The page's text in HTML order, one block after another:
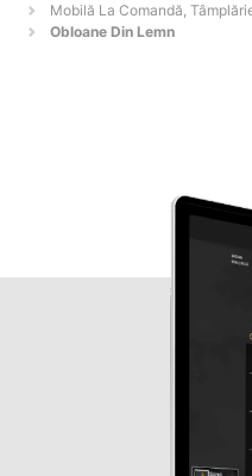
Mobilă La Comandă,
Obloane Din Lemn